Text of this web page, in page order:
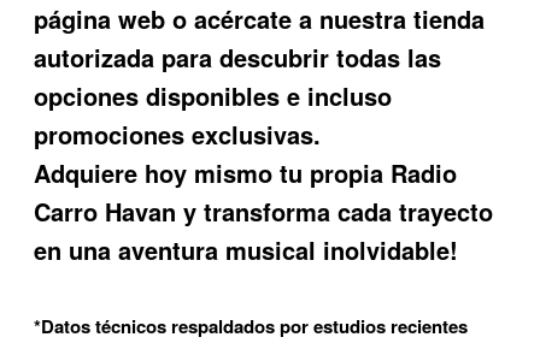
página web o acércate a nuestra tienda
autorizada para descubrir todas las
opciones disponibles e incluso
promociones exclusivas.
Adquiere hoy mismo tu propia Radio
Carro Havan y transforma cada trayecto
en una aventura musical inolvidable!
*Datos técnicos respaldados por estudios recientes